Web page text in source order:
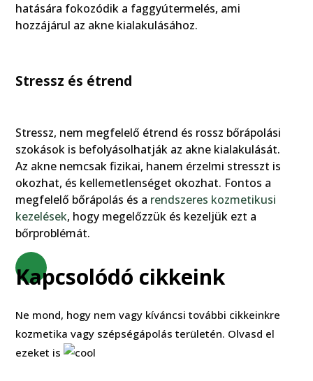
hatására fokozódik a faggyútermelés, ami
hozzájárul az akne kialakulásához.
Stressz és étrend
Stressz, nem megfelelő étrend és rossz bőrápolási
szokások is befolyásolhatják az akne kialakulását.
Az akne nemcsak fizikai, hanem érzelmi stresszt is
okozhat, és kellemetlenséget okozhat. Fontos a
megfelelő bőrápolás és a rendszeres kozmetikusi
kezelések, hogy megelőzzük és kezeljük ezt a
bőrproblémát.
Kapcsolódó cikkeink
Ne mond, hogy nem vagy kíváncsi további cikkeinkre
kozmetika vagy szépségápolás területén. Olvasd el
ezeket is